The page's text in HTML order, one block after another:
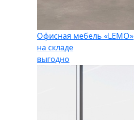
Офисная мебель «LEMO»
на складе
выгодно